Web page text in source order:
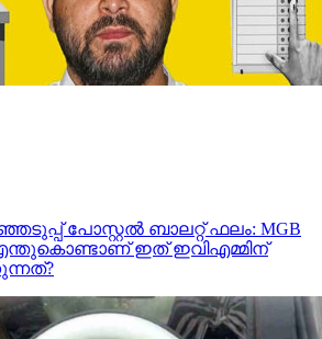
പോസ്റ്റൽ ബാലറ്റ് ഫലം: MGB
എന്തുകൊണ്ടാണ് ഇത് ഇവിഎമ്മിന്